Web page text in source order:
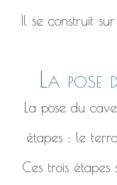
Il se construit
La pose
La pose du
étapes : le
Ces trois étapes